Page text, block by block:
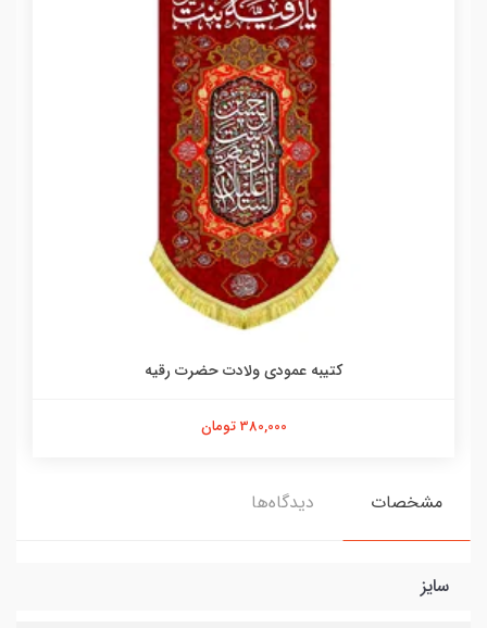
کتیبه عمودی ولادت حضرت رقیه
380,000 تومان
مشخصات دیدگاه‌ها
سایز